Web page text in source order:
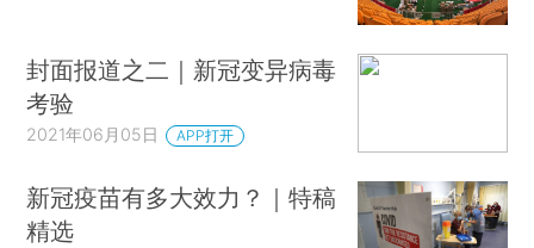
封面报道之二｜新冠变异病毒
考验
2021年06月05日 APP打开
新冠疫苗有多大效力？｜特稿
精选